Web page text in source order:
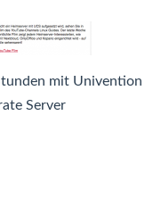
mit Univention
Server